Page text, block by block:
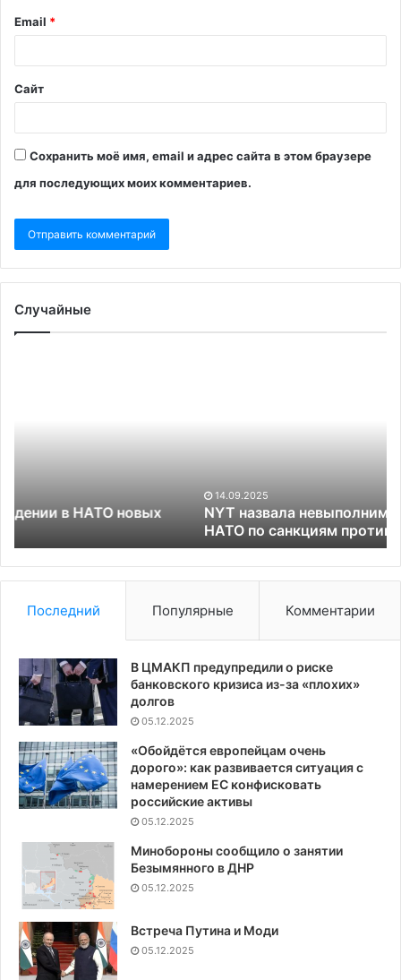
Email *
Сайт
Сохранить моё имя, email и адрес сайта в этом браузере
для последующих моих комментариев.
Случайные
санкциям
России
NYT назвала невыполнимым условие Трампа к
НАТО по санкциям против России
Последний Популярные Комментарии
В ЦМАКП предупредили о риске
банковского кризиса из-за «плохих»
долгов
05.12.2025
«Обойдётся европейцам очень
дорого»: как развивается ситуация с
намерением ЕС конфисковать
российские активы
05.12.2025
Минобороны сообщило о занятии
Безымянного в ДНР
05.12.2025
Встреча Путина и Моди
05.12.2025